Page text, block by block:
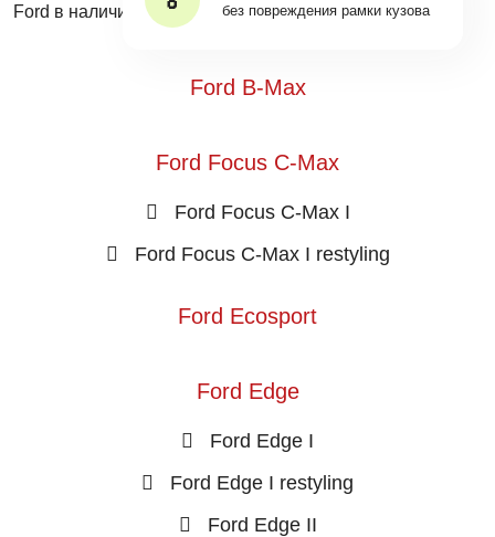
без повреждения рамки кузова
Ford в наличии на собственных складах Mobiscar®.
Ford B-Max
Ford Focus C-Max
Ford Focus C-Max I
Ford Focus C-Max I restyling
Ford Ecosport
Ford Edge
Ford Edge I
Ford Edge I restyling
Ford Edge II